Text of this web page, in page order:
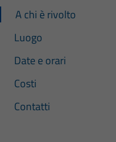
A chi è rivolto
Luogo
Date e orari
Costi
Contatti